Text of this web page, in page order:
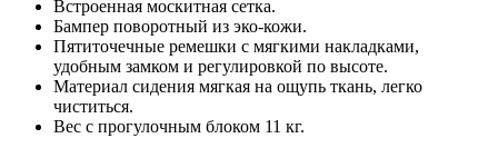
Встроенная москитная сетка.
Бампер поворотный из эко-кожи.
Пятиточечные ремешки с мягкими накладками,
удобным замком и регулировкой по высоте.
Материал сидения мягкая на ощупь ткань, легко
чиститься.
Вес с прогулочным блоком 11 кг.